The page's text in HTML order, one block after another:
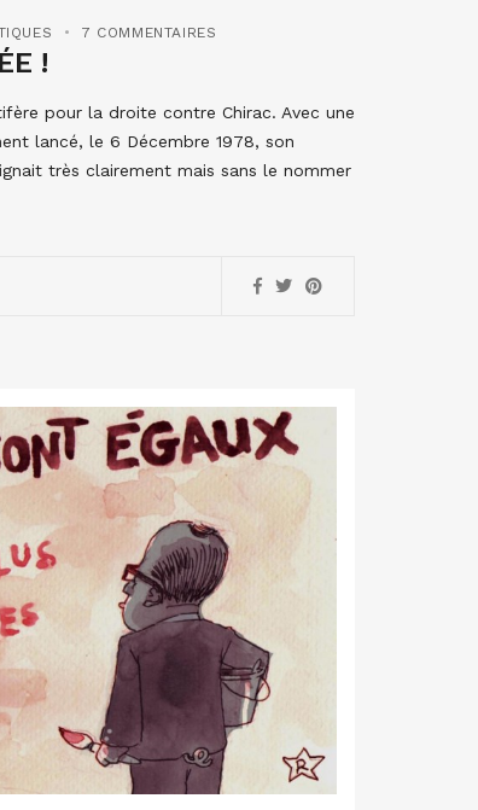
7 COMMENTAIRES
!
pour la droite contre Chirac. Avec une
lancé, le 6 Décembre 1978, son
très clairement mais sans le nommer